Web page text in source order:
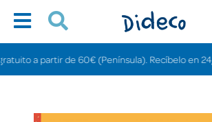
a partir de 60€ (Península). Recíbelo en 24/48